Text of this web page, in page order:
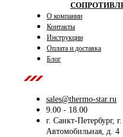
О компании
Контакты
Инструкции
Оплата и доставка
Блог
sales@thermo-star.ru
9.00 - 18.00
г. Санкт-Петербург,
Автомобильная, д. 4